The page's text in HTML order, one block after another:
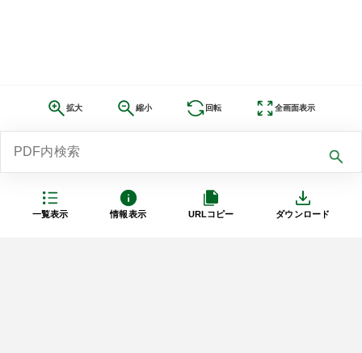
一覧表示 情報表示 URLコピー ダウンロード
拡大 縮小 回転 全画面表示